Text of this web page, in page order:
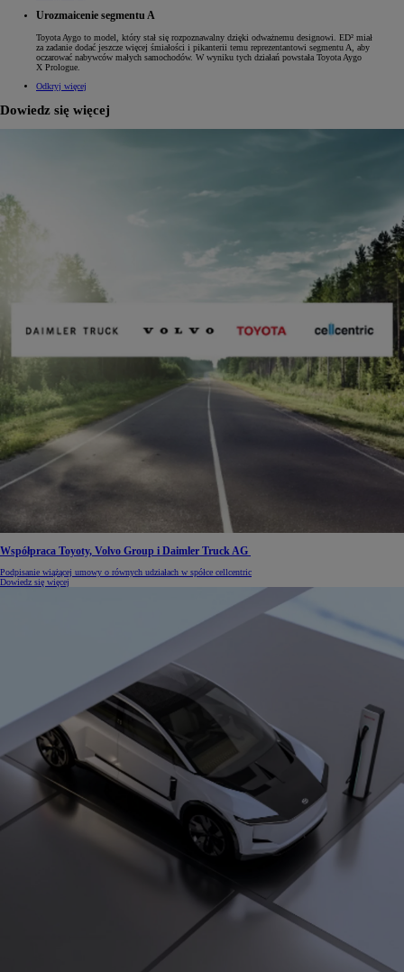
Urozmaicenie segmentu A
Toyota Aygo to model, który stał się rozpoznawalny dzięki odważnemu designowi. ED² miał
za zadanie dodać jeszcze więcej śmiałości i pikanterii temu reprezentantowi segmentu A, aby
oczarować nabywców małych samochodów. W wyniku tych działań powstała Toyota Aygo
X Prologue.
Odkryj więcej
Dowiedz się więcej
Współpraca Toyoty, Volvo Group i Daimler Truck AG
Podpisanie wiążącej umowy o równych udziałach w spółce cellcentric
Dowiedz się więcej